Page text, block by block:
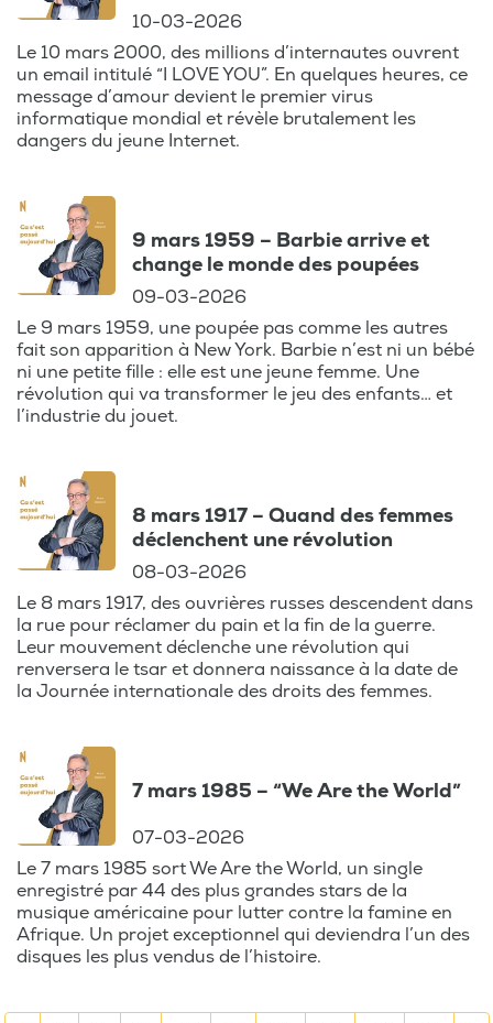
10-03-2026
Le 10 mars 2000, des millions d’internautes ouvrent
un email intitulé “I LOVE YOU”. En quelques heures, ce
message d’amour devient le premier virus
informatique mondial et révèle brutalement les
dangers du jeune Internet.
9 mars 1959 – Barbie arrive et
change le monde des poupées
09-03-2026
Le 9 mars 1959, une poupée pas comme les autres
fait son apparition à New York. Barbie n’est ni un bébé
ni une petite fille : elle est une jeune femme. Une
révolution qui va transformer le jeu des enfants… et
l’industrie du jouet.
8 mars 1917 – Quand des femmes
déclenchent une révolution
08-03-2026
Le 8 mars 1917, des ouvrières russes descendent dans
la rue pour réclamer du pain et la fin de la guerre.
Leur mouvement déclenche une révolution qui
renversera le tsar et donnera naissance à la date de
la Journée internationale des droits des femmes.
7 mars 1985 – “We Are the World”
07-03-2026
Le 7 mars 1985 sort We Are the World, un single
enregistré par 44 des plus grandes stars de la
musique américaine pour lutter contre la famine en
Afrique. Un projet exceptionnel qui deviendra l’un des
disques les plus vendus de l’histoire.